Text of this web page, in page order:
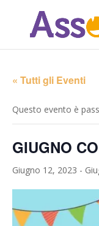
« Tutti gli Eventi
Questo evento è
GIUGNO
Giugno 12, 2023 -